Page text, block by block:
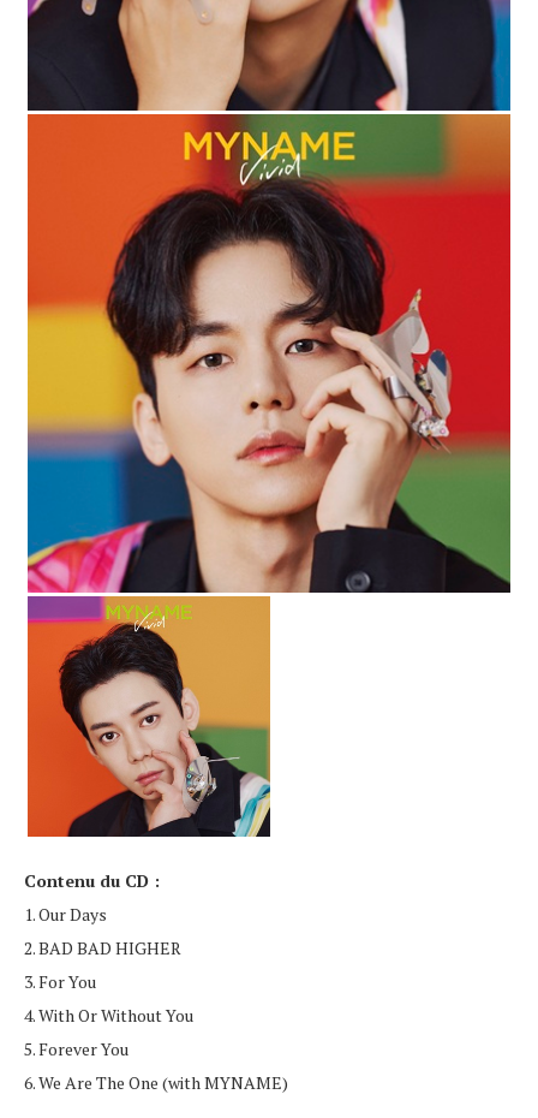
Contenu du CD :
1. Our Days
2. BAD BAD HIGHER
3. For You
4. With Or Without You
5. Forever You
6. We Are The One (with MYNAME)